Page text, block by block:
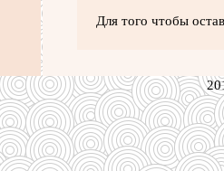
Для того чтобы